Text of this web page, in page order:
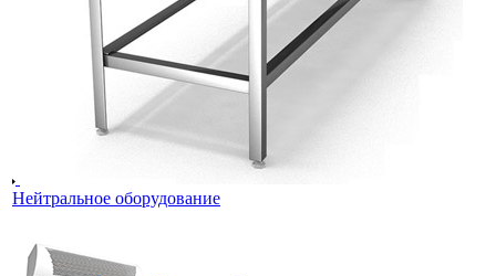
Нейтральное оборудование